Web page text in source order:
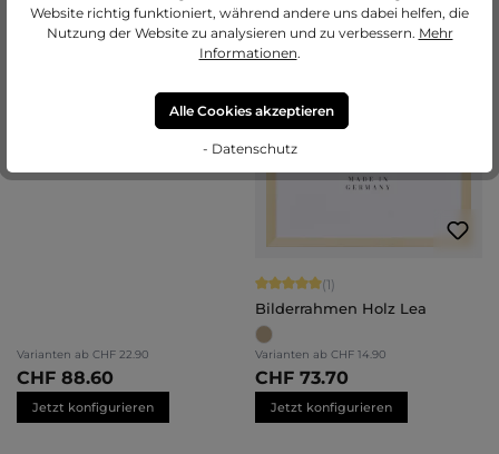
Vintage Bilderrahmen Holz
Lysann
Varianten ab CHF 22.90
CHF 88.60
Jetzt konfigurieren
Durchschnittliche Bewertung von 5
(1)
Bilderrahmen Holz Lea
Varianten ab CHF 14.90
CHF 73.70
Jetzt konfigurieren
Website richtig funktioniert, während andere uns dabei helfen, die
Nutzung der Website zu analysieren und zu verbessern. Mehr
Informationen.
Alle Cookies akzeptieren
- Datenschutz